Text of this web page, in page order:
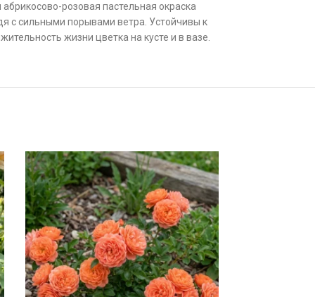
розовая пастельная окраска
с сильными порывами ветра. Устойчивы к
жизни цветка на кусте и в вазе.